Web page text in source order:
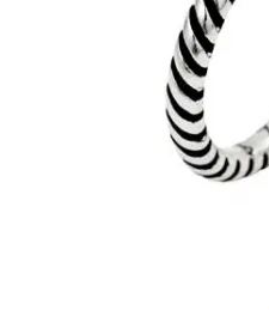
Bijuterii argint placat cu aur
Bijuterii argint cu diverse
Bijuterii argint cu murano
Bijuterii gotice si rock
Bijuterii Handmade
Casete si cutii de bijuterii